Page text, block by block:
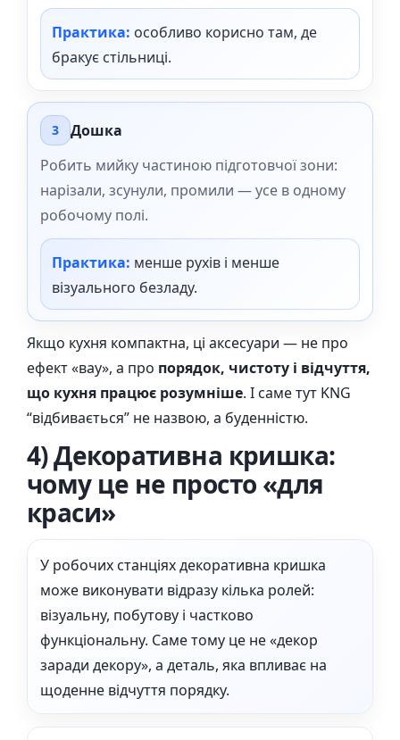
Практика: особливо корисно там, де
бракує стільниці.
3
Дошка
Робить мийку частиною підготовчої зони:
нарізали, зсунули, промили — усе в одному
робочому полі.
Практика: менше рухів і менше
візуального безладу.
Якщо кухня компактна, ці аксесуари — не про
ефект «вау», а про порядок, чистоту і відчуття,
що кухня працює розумніше. І саме тут KNG
“відбивається” не назвою, а буденністю.
4) Декоративна кришка:
чому це не просто «для
краси»
У робочих станціях декоративна кришка
може виконувати відразу кілька ролей:
візуальну, побутову і частково
функціональну. Саме тому це не «декор
заради декору», а деталь, яка впливає на
щоденне відчуття порядку.